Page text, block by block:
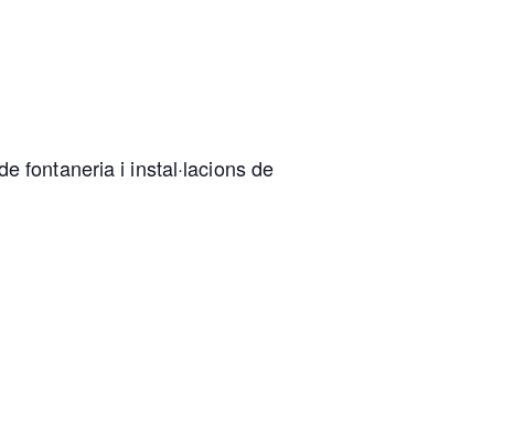
fontaneria i instal·lacions de